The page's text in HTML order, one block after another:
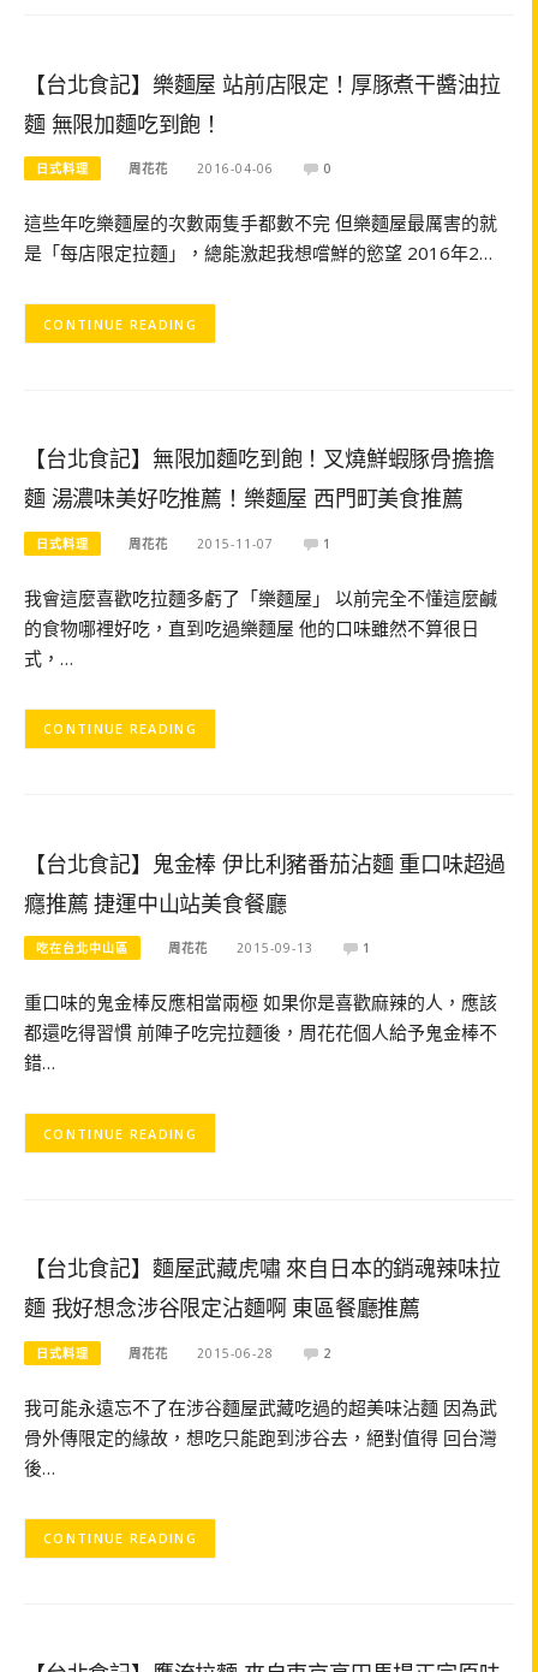
【台北食記】樂麵屋 站前店限定！厚豚煮干醬油拉
麵 無限加麵吃到飽！
日式料理 周花花 2016-04-06 0
這些年吃樂麵屋的次數兩隻手都數不完 但樂麵屋最厲害的就
是「每店限定拉麵」，總能激起我想嚐鮮的慾望 2016年2…
CONTINUE READING
【台北食記】無限加麵吃到飽！叉燒鮮蝦豚骨擔擔
麵 湯濃味美好吃推薦！樂麵屋 西門町美食推薦
日式料理 周花花 2015-11-07 1
我會這麼喜歡吃拉麵多虧了「樂麵屋」 以前完全不懂這麼鹹
的食物哪裡好吃，直到吃過樂麵屋 他的口味雖然不算很日
式，…
CONTINUE READING
【台北食記】鬼金棒 伊比利豬番茄沾麵 重口味超過
癮推薦 捷運中山站美食餐廳
吃在台北中山區 周花花 2015-09-13 1
重口味的鬼金棒反應相當兩極 如果你是喜歡麻辣的人，應該
都還吃得習慣 前陣子吃完拉麵後，周花花個人給予鬼金棒不
錯…
CONTINUE READING
【台北食記】麵屋武藏虎嘯 來自日本的銷魂辣味拉
麵 我好想念涉谷限定沾麵啊 東區餐廳推薦
日式料理 周花花 2015-06-28 2
我可能永遠忘不了在涉谷麵屋武藏吃過的超美味沾麵 因為武
骨外傳限定的緣故，想吃只能跑到涉谷去，絕對值得 回台灣
後…
CONTINUE READING